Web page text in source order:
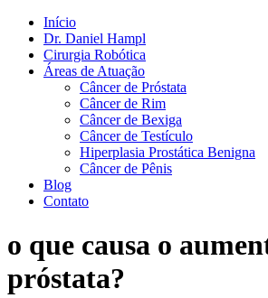
Início
Dr. Daniel Hampl
Cirurgia Robótica
Áreas de Atuação
Câncer de Próstata
Câncer de Rim
Câncer de Bexiga
Câncer de Testículo
Hiperplasia Prostática Benigna
Câncer de Pênis
Blog
Contato
o que causa o
próstata?